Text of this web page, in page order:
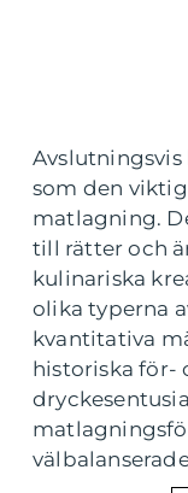
som den
matlagning.
till rätter och
kulinariska
olika typerna
kvantitativa
historiska för-